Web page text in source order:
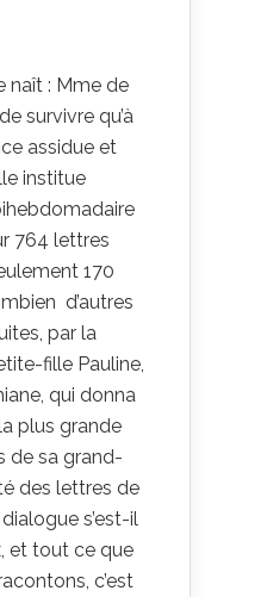
naît : Mme de
survivre qu’à
assidue et
institue
764 lettres
170
d’autres
par la
fille Pauline,
qui donna
plus grande
de sa grand-
des lettres de
s’est-il
et tout ce que
c’est